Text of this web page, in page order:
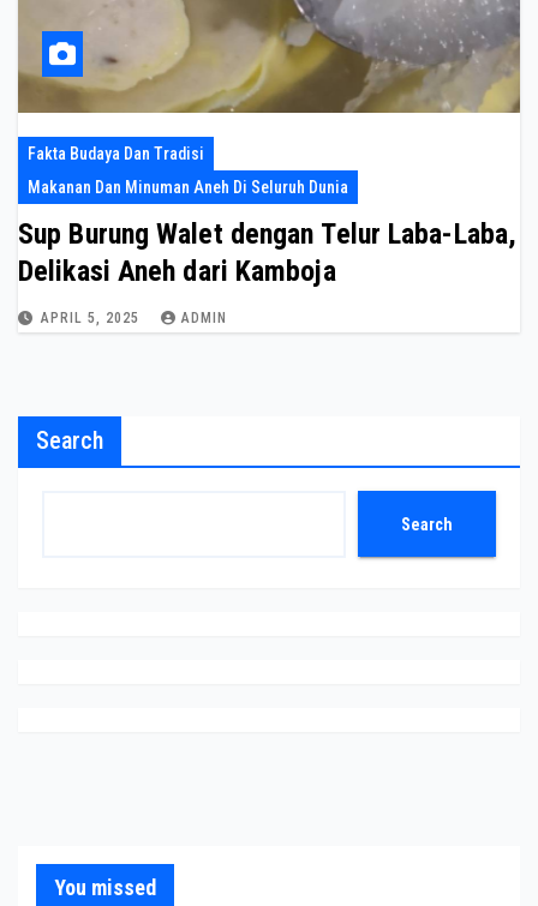
Fakta Budaya Dan Tradisi
Makanan Dan Minuman Aneh Di Seluruh Dunia
Sup Burung Walet dengan Telur Laba-Laba,
Delikasi Aneh dari Kamboja
APRIL 5, 2025 ADMIN
Search
Search
You missed